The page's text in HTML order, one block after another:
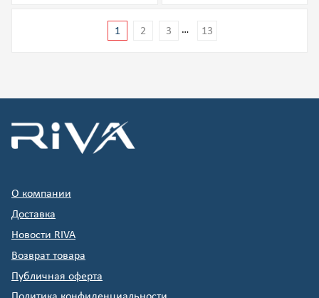
1 2 3 … 13
О компании
Доставка
Новости RIVA
Возврат товара
Публичная оферта